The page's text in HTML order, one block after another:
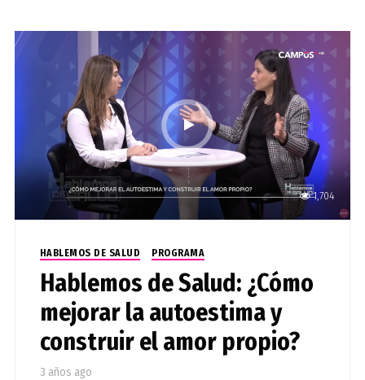
1,704
HABLEMOS DE SALUD PROGRAMA
Hablemos de Salud: ¿Cómo
mejorar la autoestima y
construir el amor propio?
3 años ago